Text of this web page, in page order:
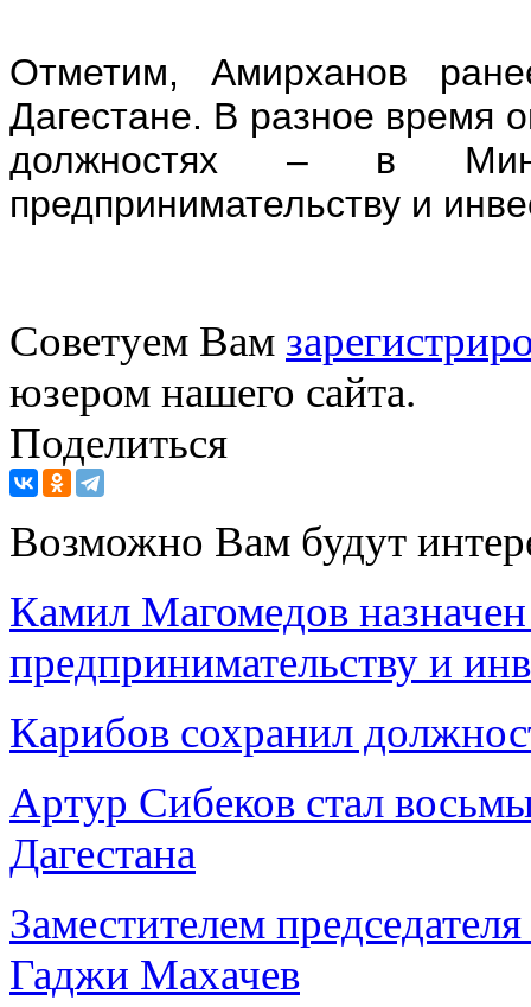
Отметим, Амирханов
Дагестане. В разное время
должностях – в
предпринимательству и
Советуем Вам
юзером нашего сайта.
Поделиться
Возможно Вам будут
Камил Магомедов
предпринимательству и
Карибов сохранил
Артур Сибеков стал
Дагестана
Заместителем
Гаджи Махачев